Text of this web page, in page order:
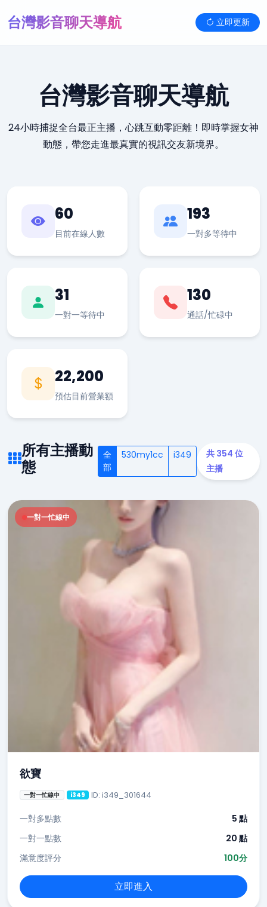
台灣影音聊天導航 立即更新
台灣影音聊天導航
24小時捕捉全台最正主播，心跳互動零距離！即時掌握女神
動態，帶您走進最真實的視訊交友新境界。
60
目前在線人數
193
一對多等待中
31
一對一等待中
130
通話/忙碌中
22,200
預估目前營業額
所有主播動
態
全
部
530my1cc i349
共 354 位
主播
一對一忙線中
欲寶
一對一忙線中 i349 ID: i349_301644
一對多點數
5 點
一對一點數
20 點
滿意度評分
100分
立即進入